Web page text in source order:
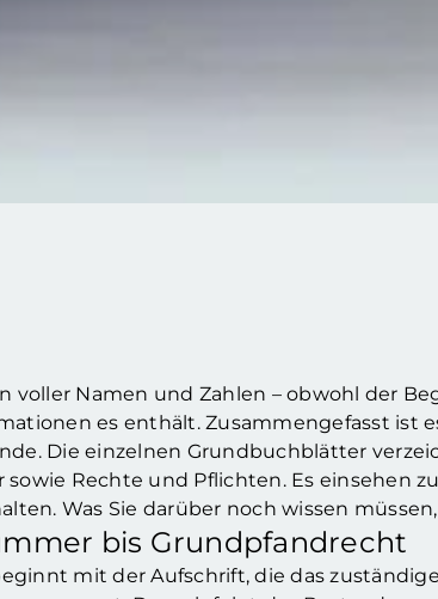
voller Namen und Zahlen – obwohl der
es enthält. Zusammengefasst ist
Die einzelnen Grundbuchblätter
sowie Rechte und Pflichten. Es einsehen
Was Sie darüber noch wissen
bis Grundpfandrecht
mit der Aufschrift, die das